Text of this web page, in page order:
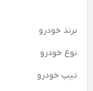
برند خودرو
نوع خودرو
تیپ خودرو